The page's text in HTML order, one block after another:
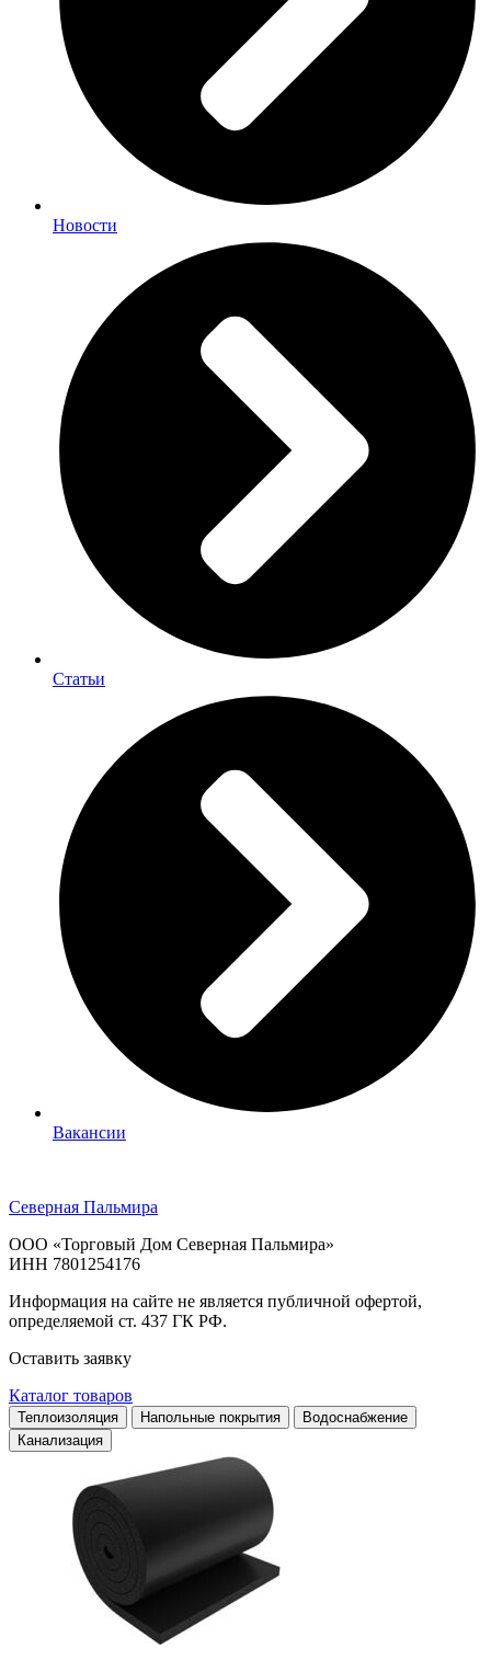
Новости
Статьи
Вакансии
Северная Пальмира
ООО «Торговый Дом Северная Пальмира»
ИНН 7801254176
Информация на сайте не является публичной офертой,
определяемой ст. 437 ГК РФ.
Оставить заявку
Каталог товаров
Теплоизоляция Напольные покрытия
Водоснабжение
Канализация